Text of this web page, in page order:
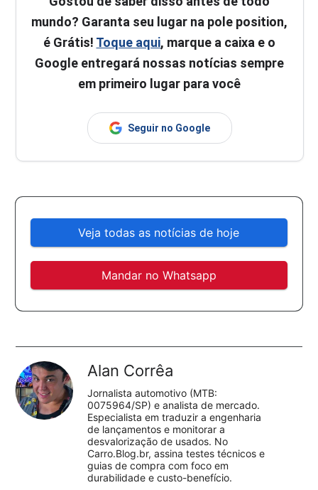
mundo? Garanta seu lugar na pole position,
é Grátis! Toque aqui, marque a caixa e o
Google entregará nossas notícias sempre
em primeiro lugar para você
Seguir no Google
Veja todas as notícias de hoje
Mandar no Whatsapp
Alan Corrêa
Jornalista automotivo (MTB:
0075964/SP) e analista de mercado.
Especialista em traduzir a engenharia
de lançamentos e monitorar a
desvalorização de usados. No
Carro.Blog.br, assina testes técnicos e
guias de compra com foco em
durabilidade e custo-benefício.